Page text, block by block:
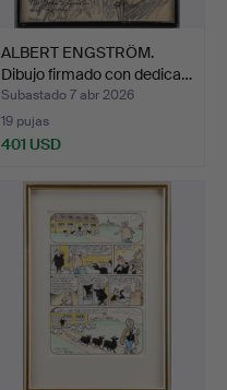
ALBERT ENGSTRÖM.
Dibujo firmado con dedica…
Subastado 7 abr 2026
19 pujas
401 USD